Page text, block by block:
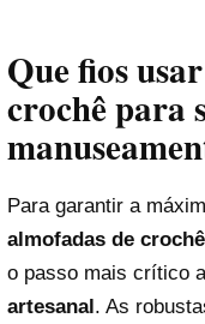
Que fios
crochê para
Para garantir a
almofadas de crochê
o passo mais crítico
artesanal. As